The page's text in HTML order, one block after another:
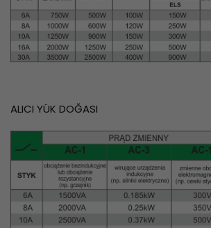
ALICI YÜK DOĞASI